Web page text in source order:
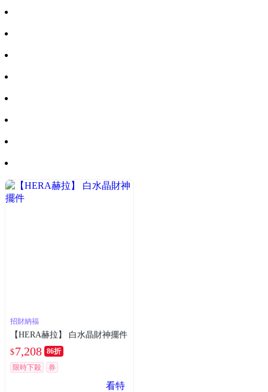
招財納福
【HERA赫拉】 白水晶財神擺件
$7,208 86折
限時下殺
券
看特